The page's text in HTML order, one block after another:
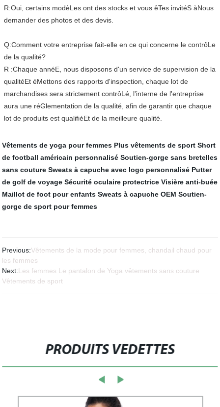
R:Oui, certains modèLes ont des stocks et vous êTes invitéS àNous
demander des photos et des devis.
Q:Comment votre entreprise fait-elle en ce qui concerne le contrôLe
de la qualité?
R :Chaque annéE, nous disposons d'un service de supervision de la
qualitéEt éMettons des rapports d'inspection, chaque lot de
marchandises sera strictement contrôLé, l'interne de l'entreprise
aura une réGlementation de la qualité, afin de garantir que chaque
lot de produits est qualifiéEt de la meilleure qualité.
Vêtements de yoga pour femmes Plus vêtements de sport Short
de football américain personnalisé Soutien-gorge sans bretelles
sans couture Sweats à capuche avec logo personnalisé Putter
de golf de voyage Sécurité oculaire protectrice Visière anti-buée
Maillot de foot pour enfants Sweats à capuche OEM Soutien-
gorge de sport pour femmes
Previous:Vêtements de la mode pour femmes, chandail chaud pour
les femmes
Next:Les femmes Le pantalon de Yoga vêtements sans couture
Vêtements de sport
PRODUITS VEDETTES